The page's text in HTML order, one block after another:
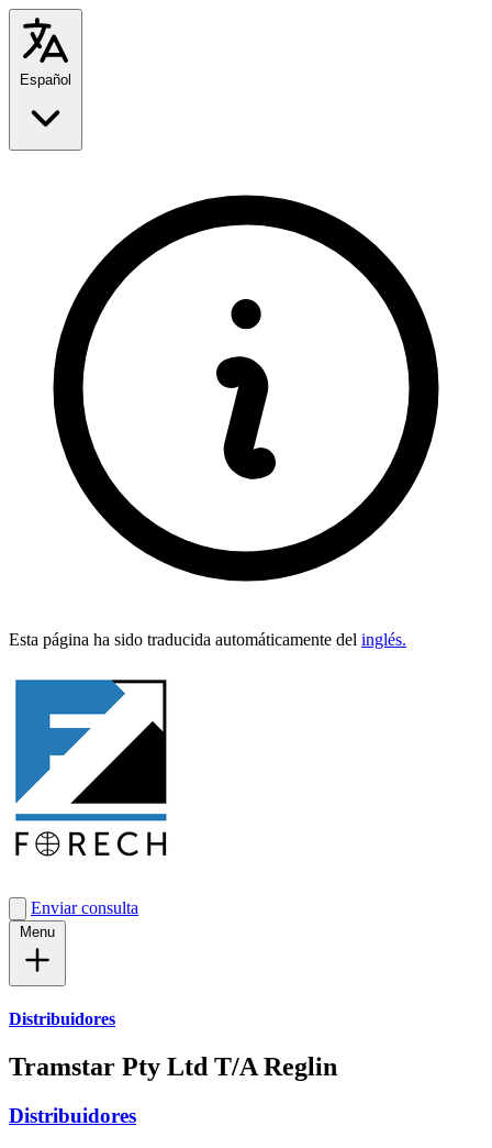
Esta pági­na ha sido tra­duci­da automáti­ca­mente del inglés.
Enviar consulta
Distribuidores
Tramstar Pty Ltd T/A Reglin
Distribuidores